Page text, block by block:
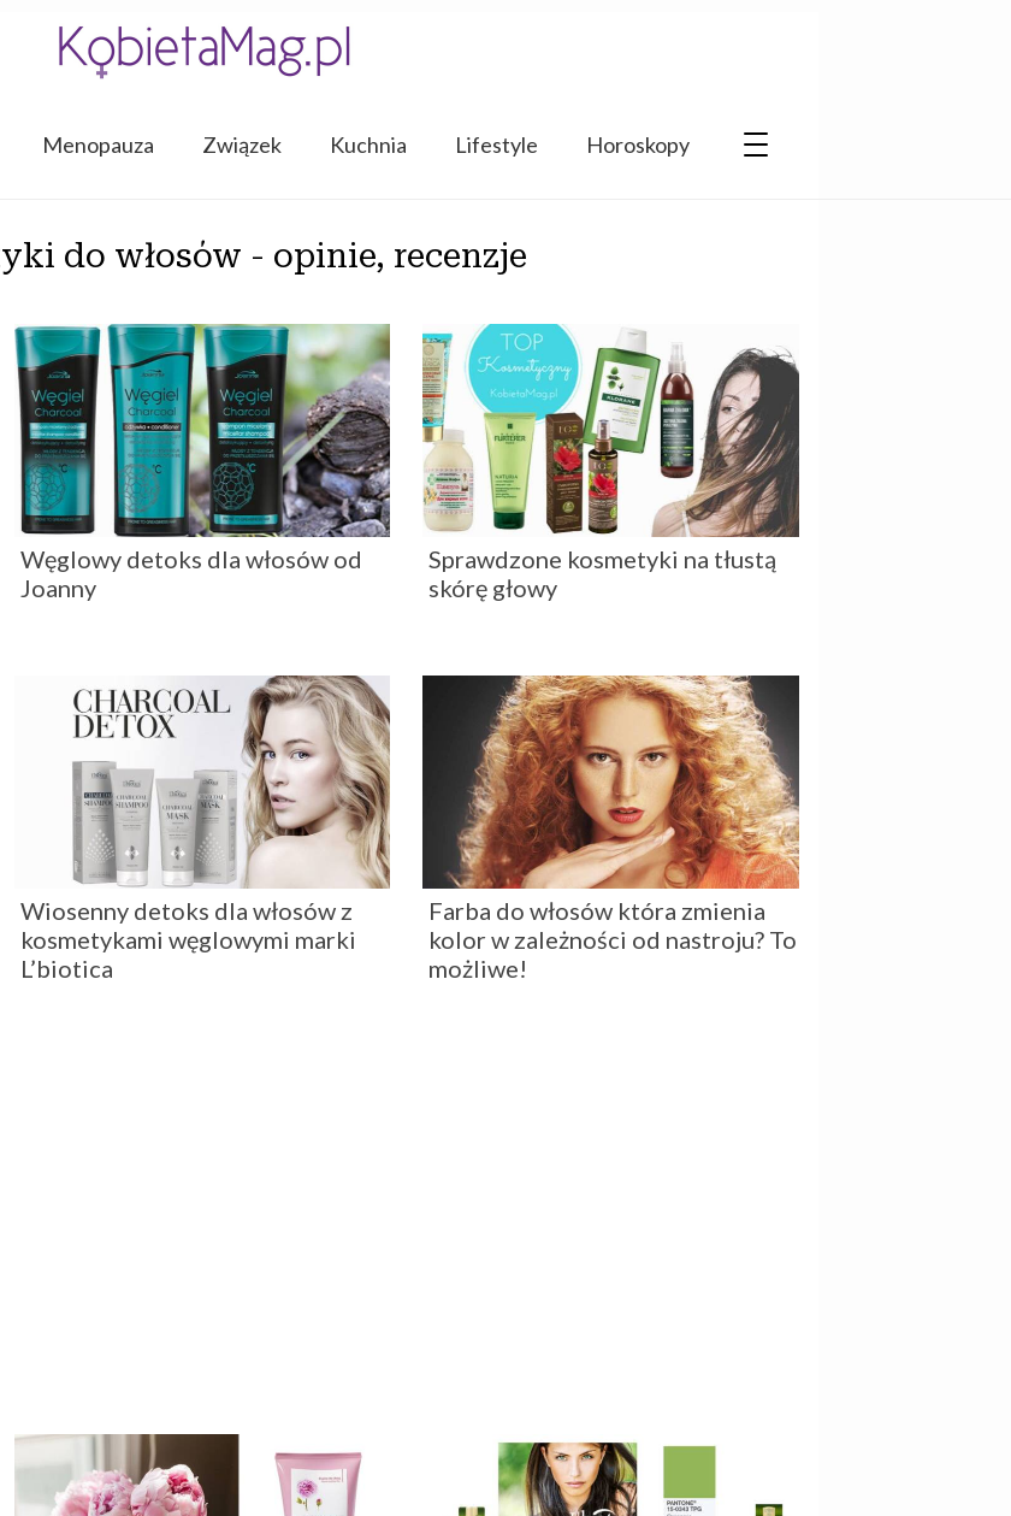
Menopauza Związek Kuchnia Lifestyle Horoskopy
do włosów - opinie, recenzje
Węglowy detoks dla włosów od
Joanny
Sprawdzone kosmetyki na tłustą
skórę głowy
Wiosenny detoks dla włosów z
kosmetykami węglowymi marki
L’biotica
Farba do włosów która zmienia
kolor w zależności od nastroju? To
możliwe!